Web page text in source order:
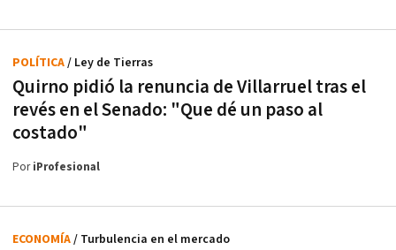
Quirno pidió la renuncia de Villarruel tras el
revés en el Senado: "Que dé un paso al
costado"
POLÍTICA/ Ley de Tierras
PoriProfesional
ECONOMÍA/ Turbulencia en el mercado